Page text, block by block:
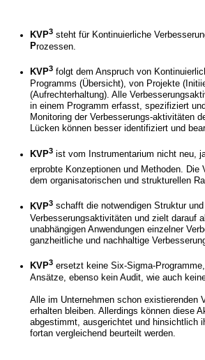
KVP3 steht für Kontinuierliche
Prozessen.
KVP3 folgt dem Anspruch von
Programms (Übersicht), von Projekte
(Aufrechterhaltung). Alle
in einem Programm erfasst, spezifiziert
Monitoring der Verbesserungs-aktivitäten
Lücken können besser identifiziert und
KVP3 ist vom Instrumentarium nicht neu,
erprobte Konzeptionen und Methoden. Die
dem organisatorischen und strukturellen
KVP3 schafft die notwendigen Struktur
Verbesserungsaktivitäten und zielt darauf
unabhängigen Anwendungen einzelner
ganzheitliche und nachhaltige
KVP3 ersetzt keine Six-Sigma-
Ansätze, ebenso kein Audit, wie auch
Alle im Unternehmen schon existierenden
erhalten bleiben. Allerdings können diese
abgestimmt, ausgerichtet und hinsichtlich
fortan vergleichend beurteilt werden.